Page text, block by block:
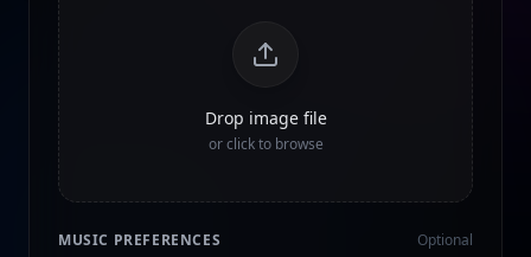
Drop image file
or click to browse
MUSIC PREFERENCES Optional